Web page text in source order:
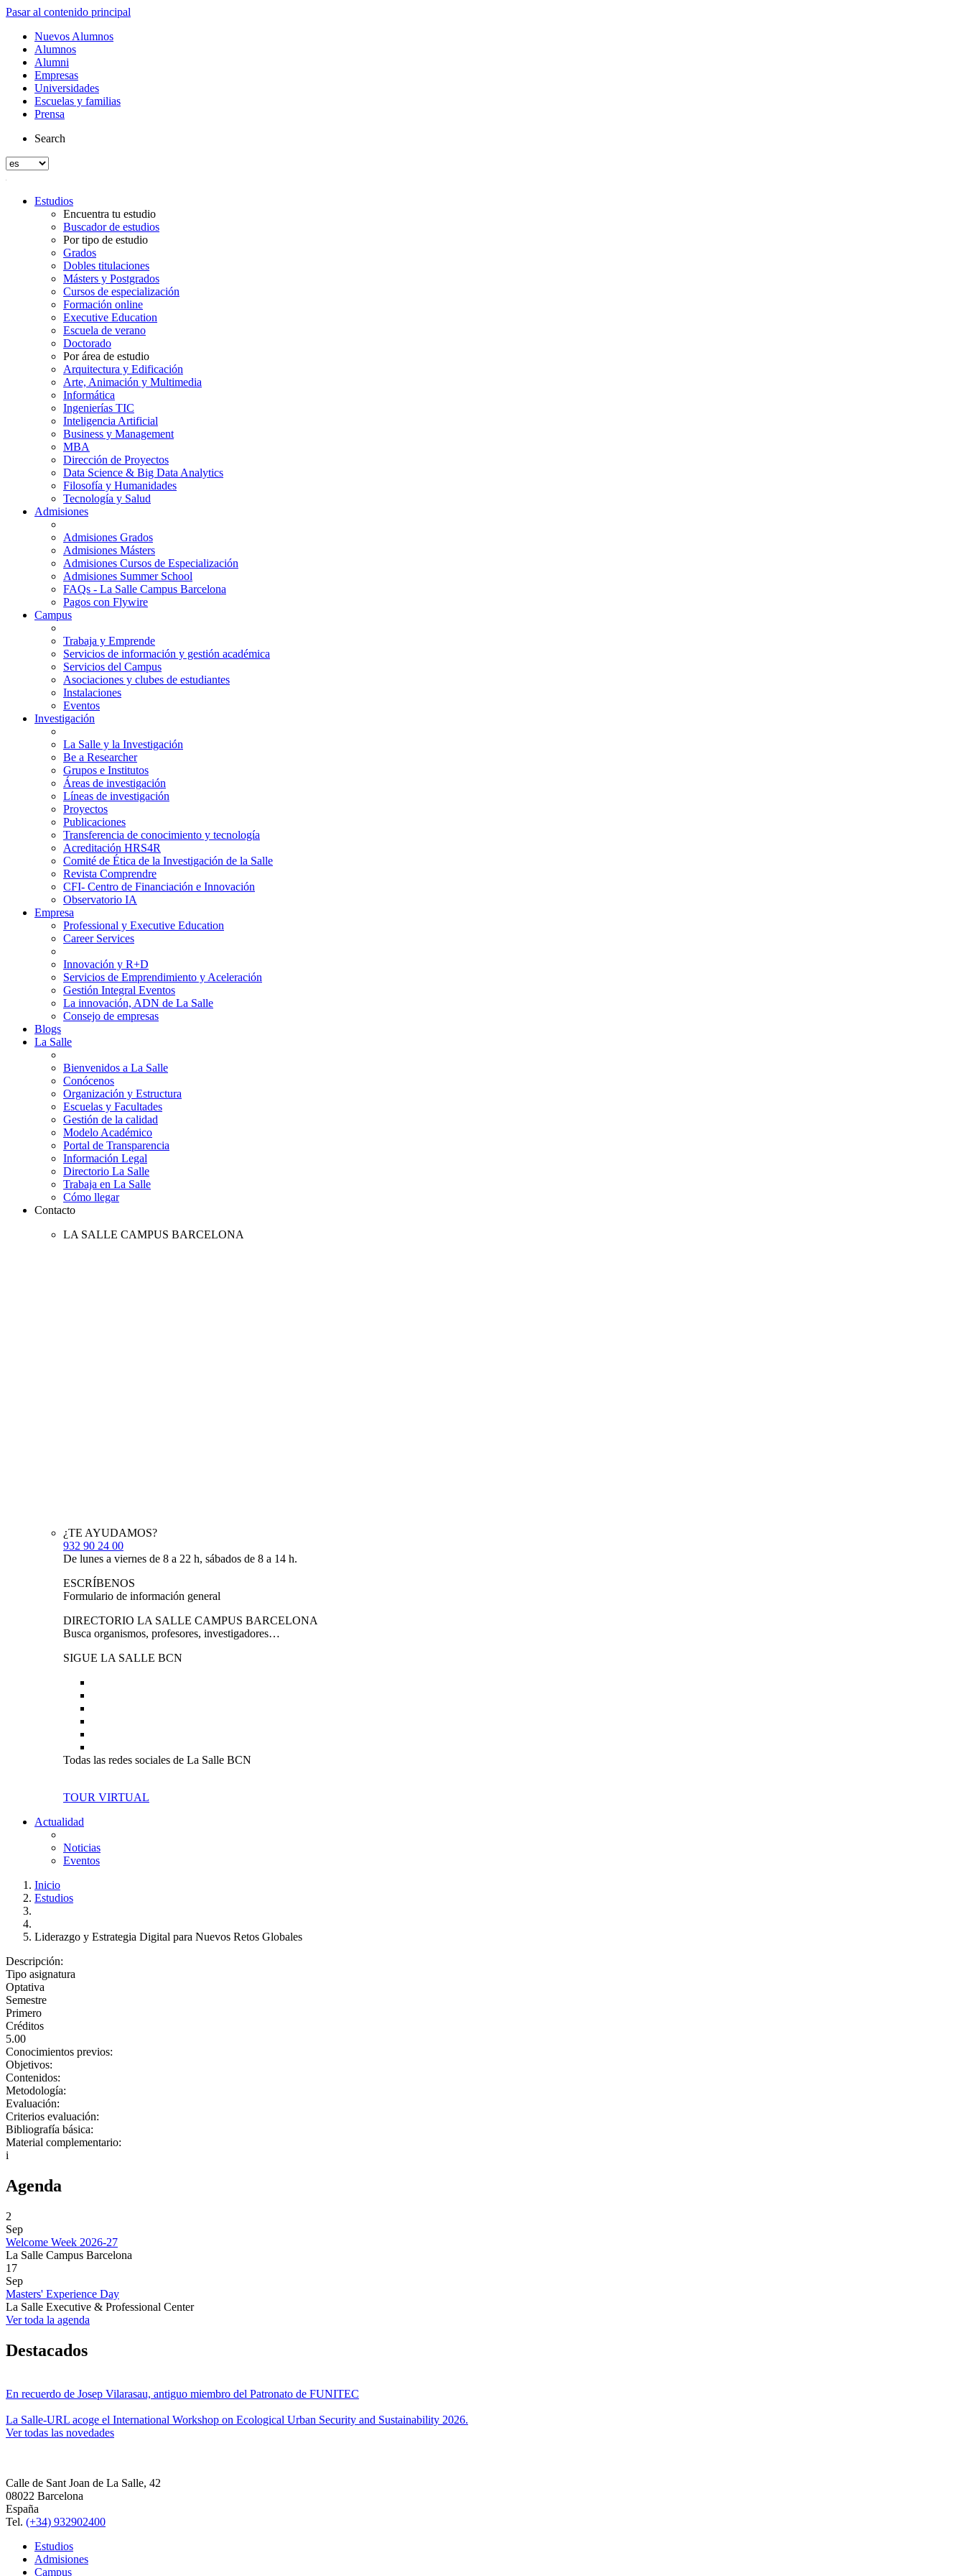
Pasar al contenido principal
Nuevos Alumnos
Alumnos
Alumni
Empresas
Universidades
Escuelas y familias
Prensa
Search
Estudios
Encuentra tu estudio
Buscador de estudios
Por tipo de estudio
Grados
Dobles titulaciones
Másters y Postgrados
Cursos de especialización
Formación online
Executive Education
Escuela de verano
Doctorado
Por área de estudio
Arquitectura y Edificación
Arte, Animación y Multimedia
Informática
Ingenierías TIC
Inteligencia Artificial
Business y Management
MBA
Dirección de Proyectos
Data Science & Big Data Analytics
Filosofía y Humanidades
Tecnología y Salud
Admisiones
Admisiones Grados
Admisiones Másters
Admisiones Cursos de Especialización
Admisiones Summer School
FAQs - La Salle Campus Barcelona
Pagos con Flywire
Campus
Trabaja y Emprende
Servicios de información y gestión académica
Servicios del Campus
Asociaciones y clubes de estudiantes
Instalaciones
Eventos
Investigación
La Salle y la Investigación
Be a Researcher
Grupos e Institutos
Áreas de investigación
Líneas de investigación
Proyectos
Publicaciones
Transferencia de conocimiento y tecnología
Acreditación HRS4R
Comité de Ética de la Investigación de la Salle
Revista Comprendre
CFI- Centro de Financiación e Innovación
Observatorio IA
Empresa
Professional y Executive Education
Career Services
Innovación y R+D
Servicios de Emprendimiento y Aceleración
Gestión Integral Eventos
La innovación, ADN de La Salle
Consejo de empresas
Blogs
La Salle
Bienvenidos a La Salle
Conócenos
Organización y Estructura
Escuelas y Facultades
Gestión de la calidad
Modelo Académico
Portal de Transparencia
Información Legal
Directorio La Salle
Trabaja en La Salle
Cómo llegar
Contacto
LA SALLE CAMPUS BARCELONA
¿TE AYUDAMOS?
932 90 24 00
De lunes a viernes de 8 a 22 h, sábados de 8 a 14 h.
ESCRÍBENOS
Formulario de información general
DIRECTORIO LA SALLE CAMPUS BARCELONA
Busca organismos, profesores, investigadores…
SIGUE LA SALLE BCN
Todas las redes sociales de La Salle BCN
TOUR VIRTUAL
Actualidad
Noticias
Eventos
Inicio
Estudios
Liderazgo y Estrategia Digital para Nuevos Retos Globales
Descripción:
Tipo asignatura
Optativa
Semestre
Primero
Créditos
5.00
Conocimientos previos:
Objetivos:
Contenidos:
Metodología:
Evaluación:
Criterios evaluación:
Bibliografía básica:
Material complementario:
i
Agenda
2
Sep
Welcome Week 2026-27
La Salle Campus Barcelona
17
Sep
Masters' Experience Day
La Salle Executive & Professional Center
Ver toda la agenda
Destacados
En recuerdo de Josep Vilarasau, antiguo miembro del Patronato de FUNITEC
La Salle-URL acoge el International Workshop on Ecological Urban Security and Sustainability 2026.
Ver todas las novedades
Calle de Sant Joan de La Salle, 42
08022 Barcelona
España
Tel. (+34) 932902400
Estudios
Admisiones
Campus